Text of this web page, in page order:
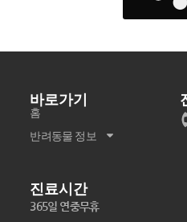
바로가기
홈
반려동물 정보
진료시간
365일 연중무휴